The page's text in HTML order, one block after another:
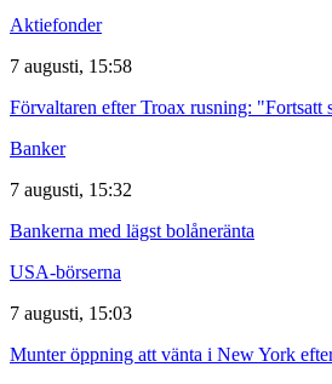
Aktiefonder
7 augusti, 15:58
Förvaltaren efter Troax rusning: "Fortsatt
Banker
7 augusti, 15:32
Bankerna med lägst bolåneränta
USA-börserna
7 augusti, 15:03
Munter öppning att vänta i New York